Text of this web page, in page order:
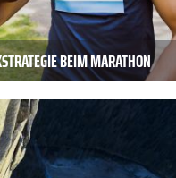
BEIM MARATHON